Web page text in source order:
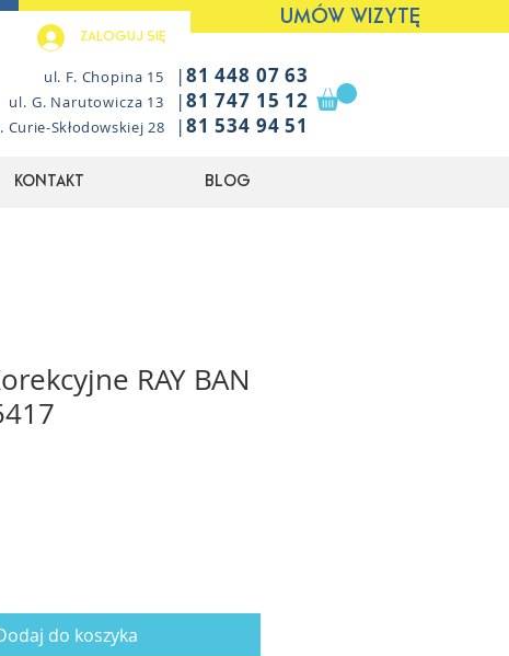
Zaloguj się
UMÓW WIZYTĘ
ul. F. Chopina 15
ul. G. Narutowicza 13
Curie-Skłodowskiej 28
|81 448 07 63
|81 747 15 12
|81 534 94 51
Kontakt Blog
RAY BAN
do koszyka